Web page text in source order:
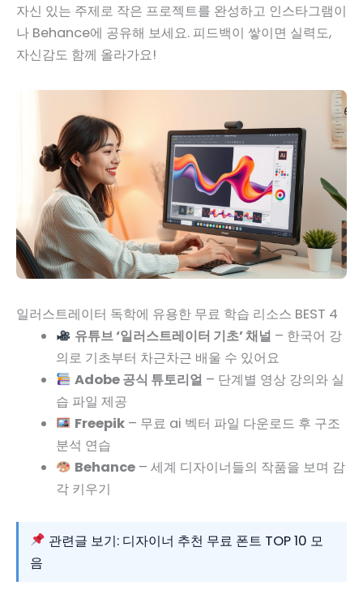
자신 있는 주제로 작은 프로젝트를 완성하고 인스타그램이
나 Behance에 공유해 보세요. 피드백이 쌓이면 실력도,
자신감도 함께 올라가요!
일러스트레이터 독학에 유용한 무료 학습 리소스 BEST 4
유튜브 ‘일러스트레이터 기초’ 채널 – 한국어 강
의로 기초부터 차근차근 배울 수 있어요
Adobe 공식 튜토리얼 – 단계별 영상 강의와 실
습 파일 제공
Freepik– 무료 ai 벡터 파일 다운로드 후 구조
분석 연습
Behance– 세계 디자이너들의 작품을 보며 감
각 키우기
관련글 보기: 디자이너 추천 무료 폰트 TOP 10 모
음